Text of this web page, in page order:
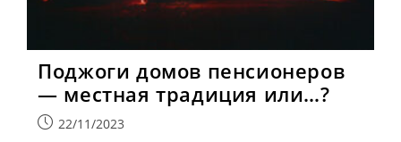
Поджоги домов пенсионеров
— местная традиция или…?
Запись22/11/2023